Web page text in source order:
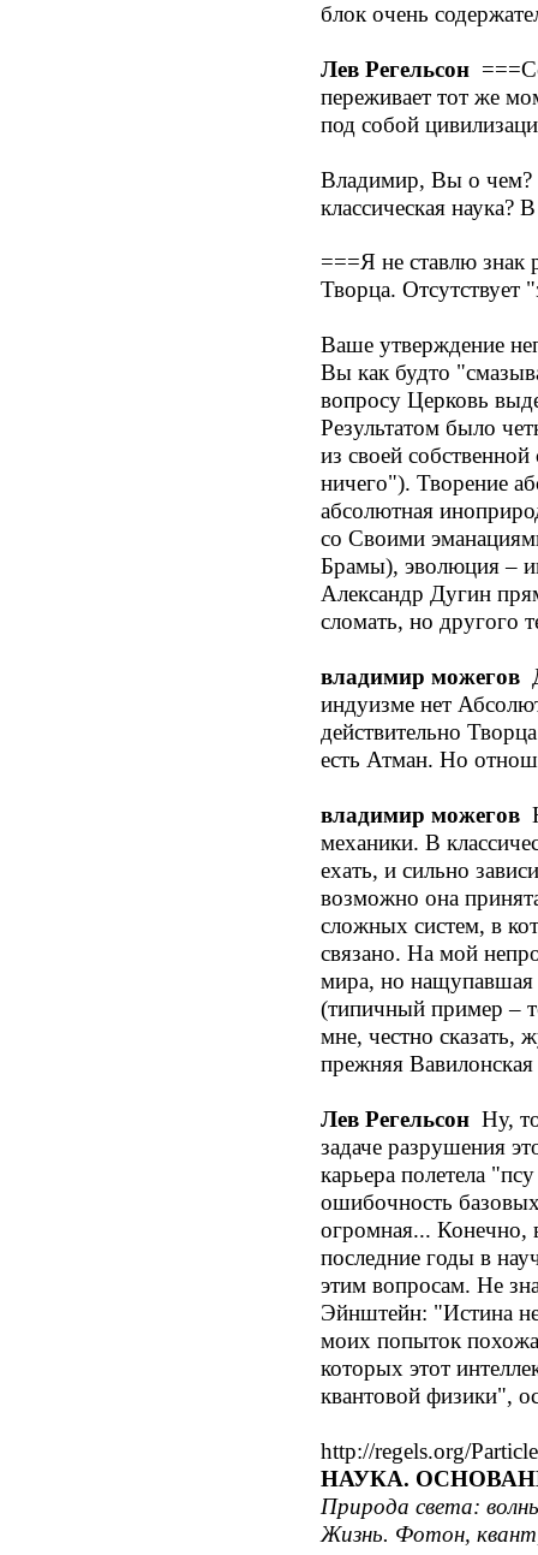
блок очень
Лев Регельсон ‎===
переживает тот же
под собой
Владимир, Вы о чем?
классическая наука?
‎===Я не ставлю знак
Творца.
Ваше утверждение
Вы как будто
вопросу Церковь
Результатом было
из своей
ничего"). Творение
абсолютная
со Своими
Брамы), эволюция –
Александр Дугин
сломать, но другого
владимир можегов
индуизме нет
действительно
есть Атман. Но
владимир можегов
механики. В
ехать, и сильно
возможно она
сложных систем, в
связано. На мой
мира, но нащупавшая
(типичный пример –
мне, честно сказать,
прежняя
Лев Регельсон Ну,
задаче разрушения
карьера полетела
ошибочность
огромная... Конечно,
последние годы в
этим вопросам. Не
Эйнштейн: "Истина
моих попыток похожа
которых этот
квантовой физики",
http://regels.org/
НАУКА.
Природа света:
Жизнь. Фотон, квант,